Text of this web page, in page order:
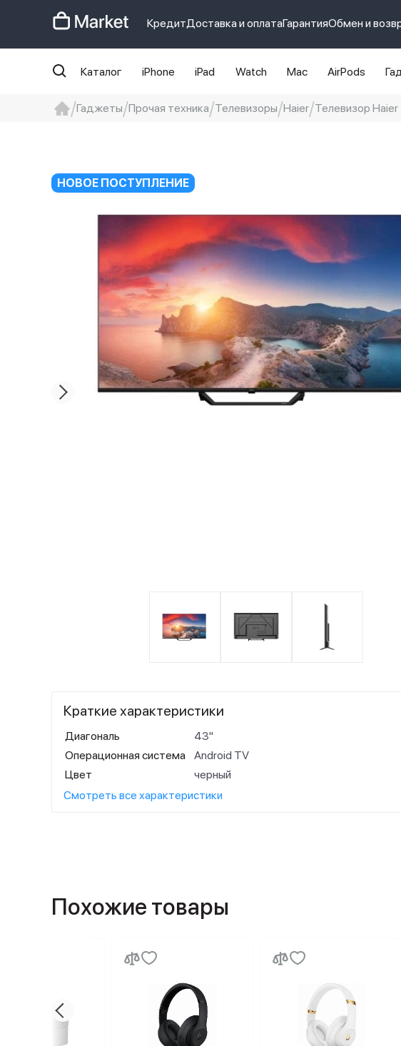
КредитДоставка и оплатаГарантияОбмен и
Каталог iPhone iPad Watch Mac AirPods
Гаджеты Прочая техника Телевизоры Haier Телевизор
НОВОЕ ПОСТУПЛЕНИЕ
Краткие характеристики
Диагональ
43"
Операционная система
Android TV
Цвет
черный
Смотреть все характеристики
Похожие товары